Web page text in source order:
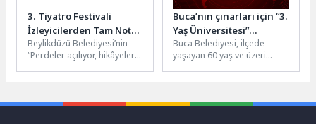
3. Tiyatro Festivali
İzleyicilerden Tam Not
Aldı
Beylikdüzü Belediyesi’nin
“Perdeler açılıyor, hikâyeler
Buca’nın çınarları için “3.
Yaş Üniversitesi”
kuruluyor
Buca Belediyesi, ilçede
yaşayan 60 yaş ve üzeri